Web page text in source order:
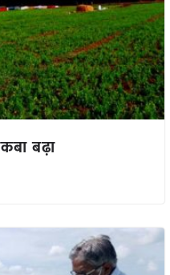
बढ़ा